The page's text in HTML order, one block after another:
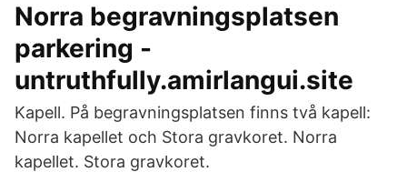
Norra begravningsplatsen
parkering -
untruthfully.amirlangui.site
Kapell. På begravningsplatsen finns två kapell:
Norra kapellet och Stora gravkoret. Norra
kapellet. Stora gravkoret.